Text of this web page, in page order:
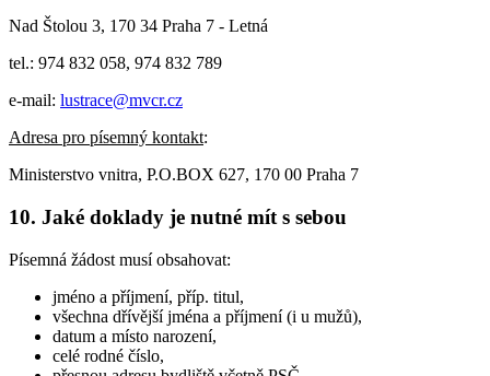
Nad Štolou 3, 170 34 Praha 7 - Letná
tel.: 974 832 058, 974 832 789
e-mail: lustrace@mvcr.cz
Adresa pro písemný kontakt:
Ministerstvo vnitra, P.O.BOX 627, 170 00 Praha 7
10. Jaké doklady je nutné mít s sebou
Písemná žádost musí obsahovat:
jméno a příjmení, příp. titul,
všechna dřívější jména a příjmení (i u mužů),
datum a místo narození,
celé rodné číslo,